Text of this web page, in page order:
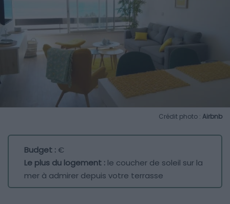
Crédit photo : Airbnb
Budget :€
Le plus du logement : le coucher de soleil sur la
mer à admirer depuis votre terrasse